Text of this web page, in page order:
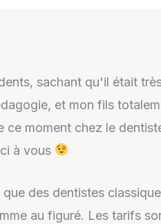
sachant qu'il était
et mon fils
moment chez le
à vous
des dentistes
au figuré. Les tarifs